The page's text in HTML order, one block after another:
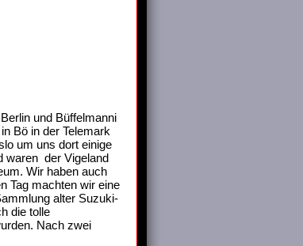
und Büffelmanni
Bö in der Telemark
um uns dort einige
waren der Vigeland
Wir haben auch
Tag machten wir eine
alter Suzuki-
die tolle
Nach zwei